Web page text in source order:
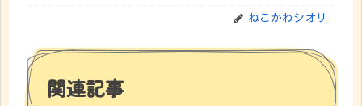
ねこかわシオリ
関連記事